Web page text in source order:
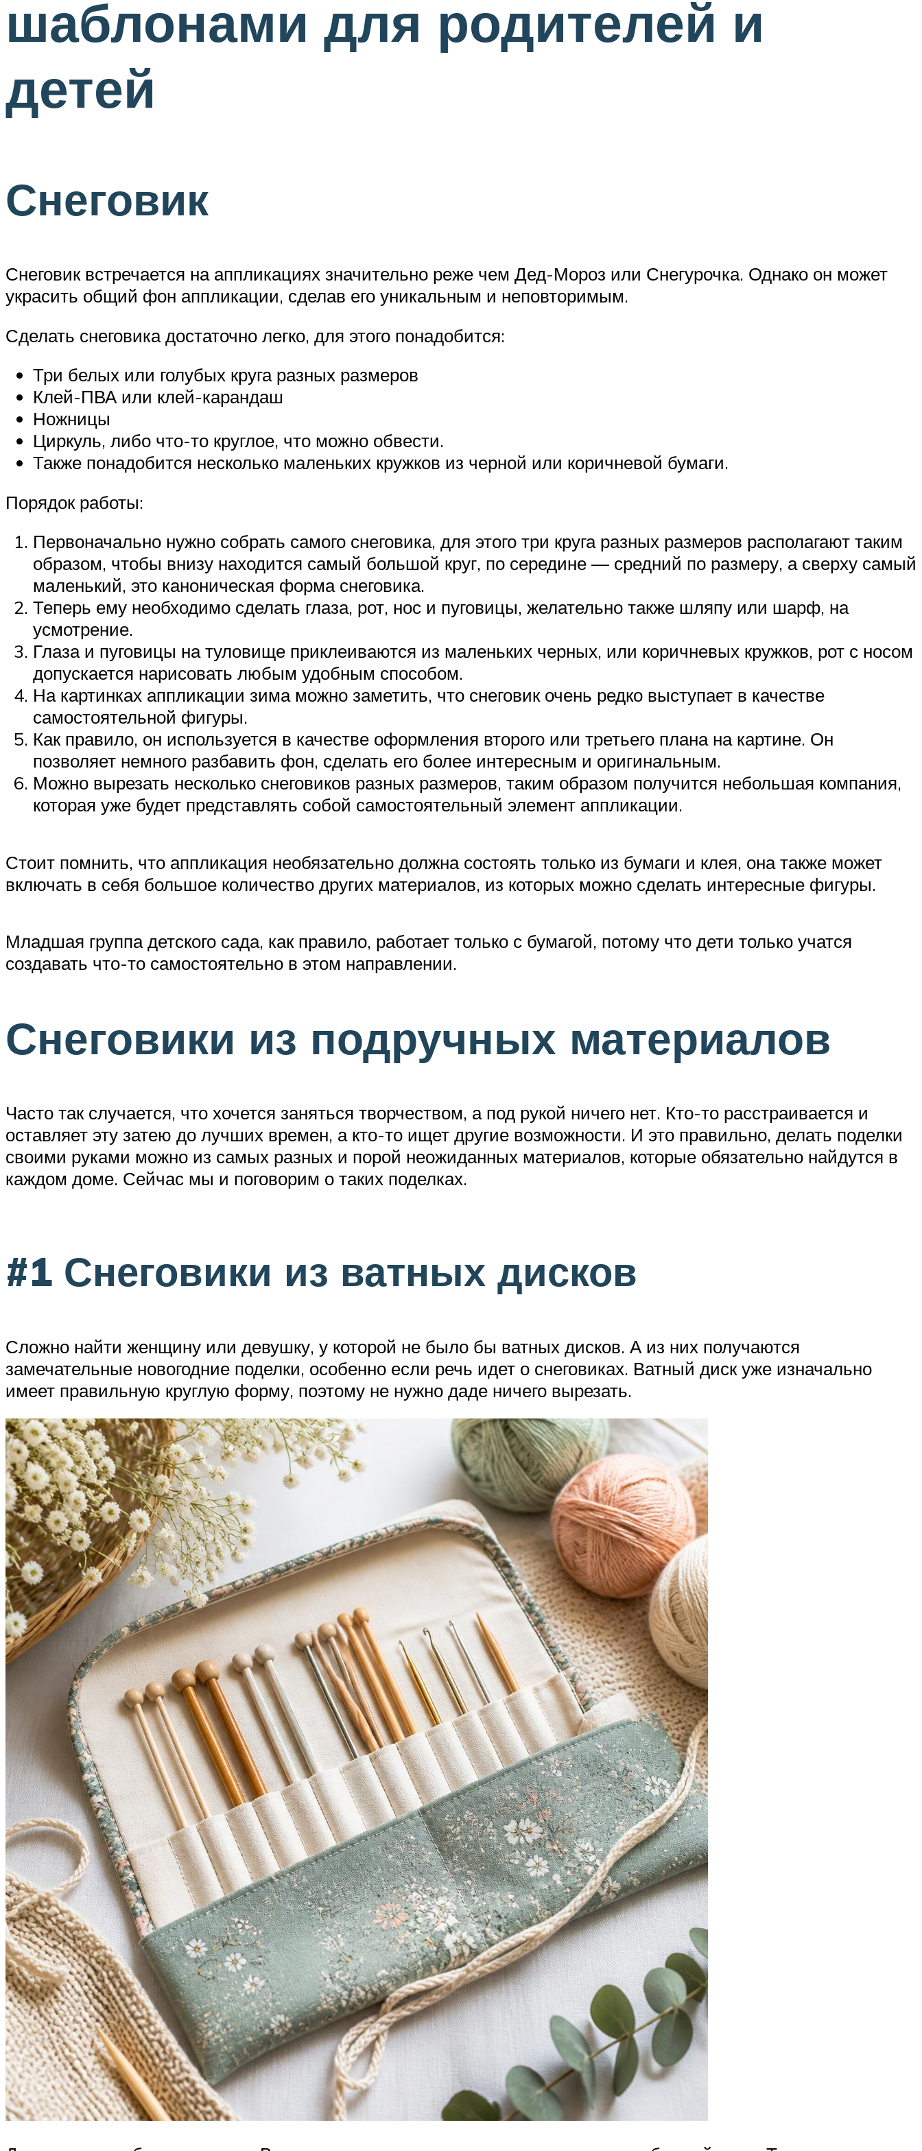
шаблонами для родителей и
детей
Снеговик
Снеговик встречается на аппликациях значительно реже чем Дед-Мороз или Снегурочка. Однако он может
украсить общий фон аппликации, сделав его уникальным и неповторимым.
Сделать снеговика достаточно легко, для этого понадобится:
Три белых или голубых круга разных размеров
Клей-ПВА или клей-карандаш
Ножницы
Циркуль, либо что-то круглое, что можно обвести.
Также понадобится несколько маленьких кружков из черной или коричневой бумаги.
Порядок работы:
Первоначально нужно собрать самого снеговика, для этого три круга разных размеров располагают таким
образом, чтобы внизу находится самый большой круг, по середине — средний по размеру, а сверху самый
маленький, это каноническая форма снеговика.
Теперь ему необходимо сделать глаза, рот, нос и пуговицы, желательно также шляпу или шарф, на
усмотрение.
Глаза и пуговицы на туловище приклеиваются из маленьких черных, или коричневых кружков, рот с носом
допускается нарисовать любым удобным способом.
На картинках аппликации зима можно заметить, что снеговик очень редко выступает в качестве
самостоятельной фигуры.
Как правило, он используется в качестве оформления второго или третьего плана на картине. Он
позволяет немного разбавить фон, сделать его более интересным и оригинальным.
Можно вырезать несколько снеговиков разных размеров, таким образом получится небольшая компания,
которая уже будет представлять собой самостоятельный элемент аппликации.
Стоит помнить, что аппликация необязательно должна состоять только из бумаги и клея, она также может
включать в себя большое количество других материалов, из которых можно сделать интересные фигуры.
Младшая группа детского сада, как правило, работает только с бумагой, потому что дети только учатся
создавать что-то самостоятельно в этом направлении.
Снеговики из подручных материалов
Часто так случается, что хочется заняться творчеством, а под рукой ничего нет. Кто-то расстраивается и
оставляет эту затею до лучших времен, а кто-то ищет другие возможности. И это правильно, делать поделки
своими руками можно из самых разных и порой неожиданных материалов, которые обязательно найдутся в
каждом доме. Сейчас мы и поговорим о таких поделках.
#1 Снеговики из ватных дисков
Сложно найти женщину или девушку, у которой не было бы ватных дисков. А из них получаются
замечательные новогодние поделки, особенно если речь идет о снеговиках. Ватный диск уже изначально
имеет правильную круглую форму, поэтому не нужно даде ничего вырезать.